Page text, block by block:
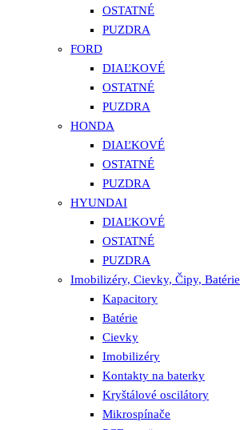
OSTATNÉ
PUZDRA
FORD
DIAĽKOVÉ
OSTATNÉ
PUZDRA
HONDA
DIAĽKOVÉ
OSTATNÉ
PUZDRA
HYUNDAI
DIAĽKOVÉ
OSTATNÉ
PUZDRA
Imobilizéry, Cievky, Čipy, Batérie
Kapacitory
Batérie
Cievky
Imobilizéry
Kontakty na baterky
Kryštálové oscilátory
Mikrospínače